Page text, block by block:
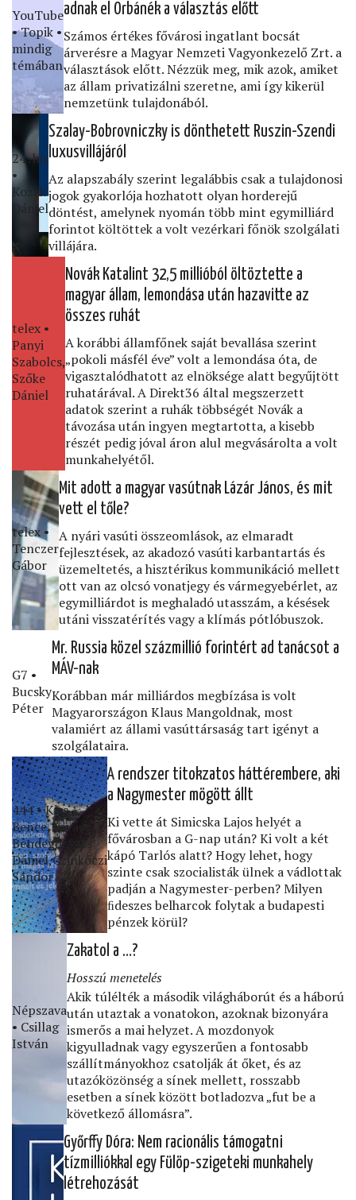
YouTube
• Topik •
mindig
témában
adnak el Orbánék a választás előtt
Számos értékes fővárosi ingatlant bocsát
árverésre a Magyar Nemzeti Vagyonkezelő Zrt. a
választások előtt. Nézzük meg, mik azok, amiket
az állam privatizálni szeretne, ami így kikerül
nemzetünk tulajdonából.
24․hu
•
Kozák
Dániel
Szalay-Bobrovniczky is dönthetett Ruszin-Szendi
luxusvillájáról
Az alapszabály szerint legalábbis csak a tulajdonosi
jogok gyakorlója hozhatott olyan horderejű
döntést, amelynek nyomán több mint egymilliárd
forintot költöttek a volt vezérkari főnök szolgálati
villájára.
telex •
Panyi
Szabolcs,
Szőke
Dániel
Novák Katalint 32,5 millióból öltöztette a
magyar állam, lemondása után hazavitte az
összes ruhát
A korábbi államfőnek saját bevallása szerint
„pokoli másfél éve” volt a lemondása óta, de
vigasztalódhatott az elnöksége alatt begyűjtött
ruhatárával. A Direkt36 által megszerzett
adatok szerint a ruhák többségét Novák a
távozása után ingyen megtartotta, a kisebb
részét pedig jóval áron alul megvásárolta a volt
munkahelyétől.
telex •
Tenczer
Gábor
Mit adott a magyar vasútnak Lázár János, és mit
vett el tőle?
A nyári vasúti összeomlások, az elmaradt
fejlesztések, az akadozó vasúti karbantartás és
üzemeltetés, a hisztérikus kommunikáció mellett
ott van az olcsó vonatjegy és vármegyebérlet, az
egymilliárdot is meghaladó utasszám, a késések
utáni visszatérítés vagy a klímás pótlóbuszok.
G7 •
Bucsky
Péter
Mr. Russia közel százmillió forintért ad tanácsot a
MÁV-nak
Korábban már milliárdos megbízása is volt
Magyarországon Klaus Mangoldnak, most
valamiért az állami vasúttársaság tart igényt a
szolgálataira.
444 • Kiss
Bence,Kovács
Bendegúz,Ács
Dániel,Czinkóczi
Sándor
A rendszer titokzatos háttérembere, aki
a Nagymester mögött állt
Ki vette át Simicska Lajos helyét a
fővárosban a G-nap után? Ki volt a két
kápó Tarlós alatt? Hogy lehet, hogy
szinte csak szocialisták ülnek a vádlottak
padján a Nagymester-perben? Milyen
ﬁdeszes belharcok folytak a budapesti
pénzek körül?
Népszava
• Csillag
István
Zakatol a …?
Hosszú menetelés
Akik túlélték a második világháborút és a háború
után utaztak a vonatokon, azoknak bizonyára
ismerős a mai helyzet. A mozdonyok
kigyulladnak vagy egyszerűen a fontosabb
szállítmányokhoz csatolják át őket, és az
utazóközönség a sínek mellett, rosszabb
esetben a sínek között botladozva „fut be a
következő állomásra”.
Győrffy Dóra: Nem racionális támogatni
tízmilliókkal egy Fülöp-szigeteki munkahely
létrehozását